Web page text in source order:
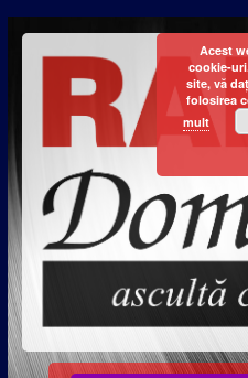
Acest
cookie-
site, vă
folosirea
mult